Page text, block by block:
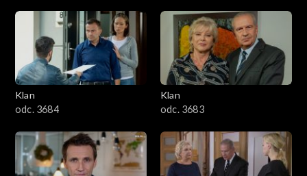
1801–1900
1701–1800
1601–1700
1501–1600
1401–1500
Klan
odc. 3684
Klan
odc. 3683